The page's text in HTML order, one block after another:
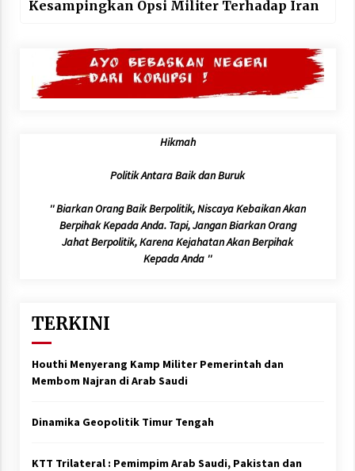
Kesampingkan Opsi Militer Terhadap Iran
Hikmah
Politik Antara Baik dan Buruk
'' Biarkan Orang Baik Berpolitik, Niscaya Kebaikan Akan
Berpihak Kepada Anda. Tapi, Jangan Biarkan Orang
Jahat Berpolitik, Karena Kejahatan Akan Berpihak
Kepada Anda ''
TERKINI
Houthi Menyerang Kamp Militer Pemerintah dan
Membom Najran di Arab Saudi
Dinamika Geopolitik Timur Tengah
KTT Trilateral : Pemimpim Arab Saudi, Pakistan dan